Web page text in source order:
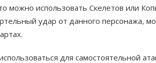
можно использовать Скелетов или
удар от данного персонажа,
для самостоятельной